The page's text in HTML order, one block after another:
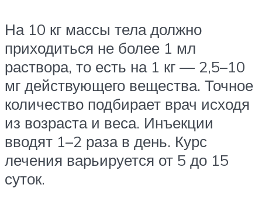
На 10 кг массы тела должно
приходиться не более 1 мл
раствора, то есть на 1 кг — 2,5–10
мг действующего вещества. Точное
количество подбирает врач исходя
из возраста и веса. Инъекции
вводят 1–2 раза в день. Курс
лечения варьируется от 5 до 15
суток.